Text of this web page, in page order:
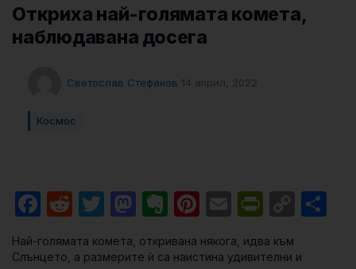
Откриха най-голямата комета,
наблюдавана досега
Светослав Стефанов 14 април, 2022
Космос
Facebook
RedditTwitter
Mastodon
Evernote
Pinterest
Email
Най-голямата комета, откривана някога, идва към
Слънцето, а размерите ѝ са наистина удивителни и